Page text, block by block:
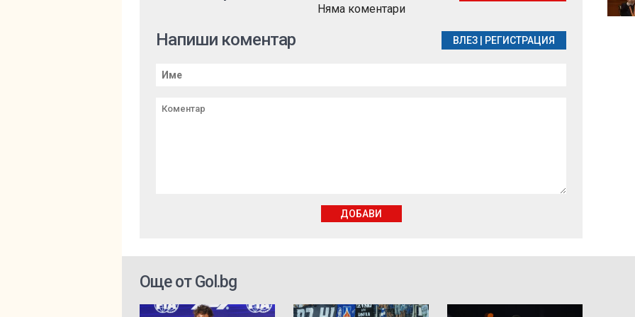
Няма коментари
Напиши коментар ВЛЕЗ РЕГИСТРАЦИЯ
ДОБАВИ
Още от Gol.bg